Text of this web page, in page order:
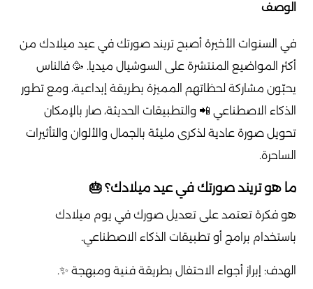
الوصف
في السنوات الأخيرة أصبح تريند صورتك في عيد ميلادك من
أكثر المواضيع المنتشرة على السوشيال ميديا. 🥳 فالناس
يحبّون مشاركة لحظاتهم المميزة بطريقة إبداعية، ومع تطور
الذكاء الاصطناعي 📲 والتطبيقات الحديثة، صار بالإمكان
تحويل صورة عادية لذكرى مليئة بالجمال والألوان والتأثيرات
الساحرة.
ما هو تريند صورتك في عيد ميلادك؟ 🎂
هو فكرة تعتمد على تعديل صورك في يوم ميلادك
باستخدام برامج أو تطبيقات الذكاء الاصطناعي.
الهدف: إبراز أجواء الاحتفال بطريقة فنية ومبهجة ✨.